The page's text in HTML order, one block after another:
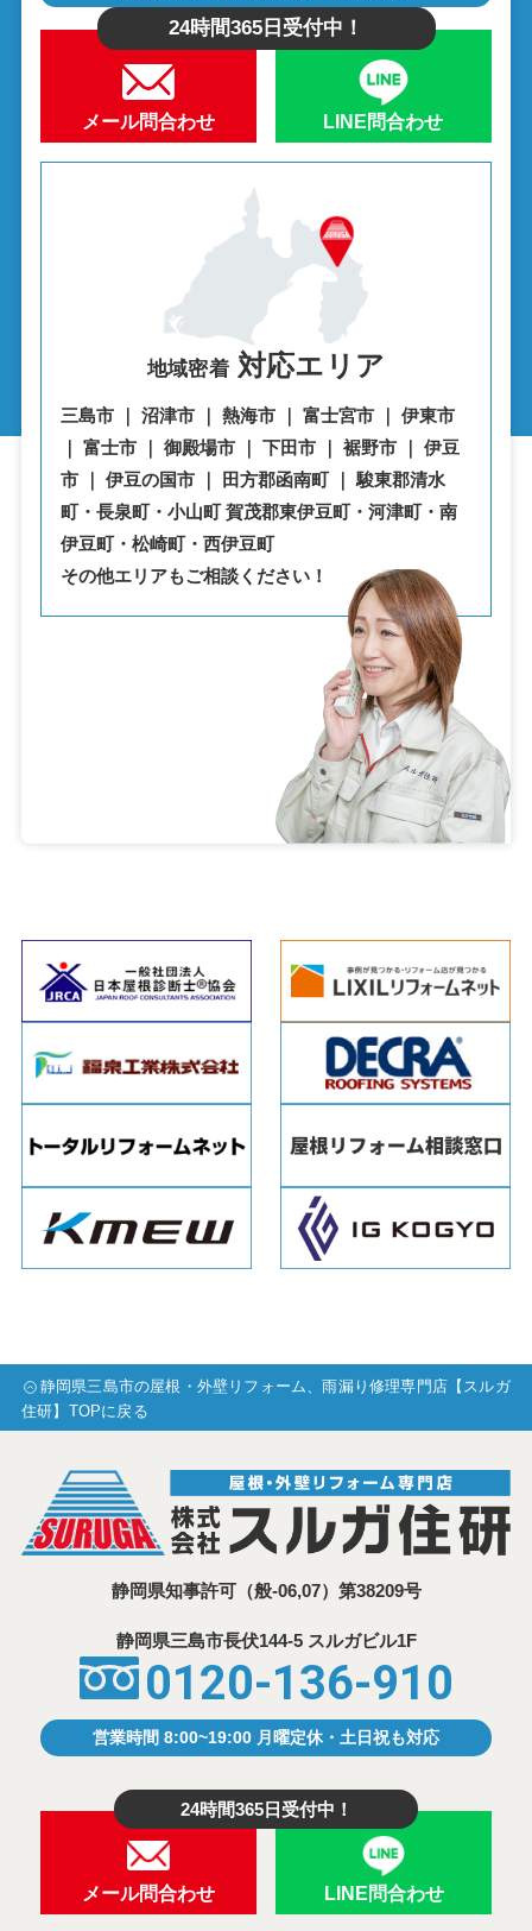
24時間365日受付中！
メール問合わせ LINE問合わせ
地域密着対応エリア
三島市 ｜ 沼津市 ｜ 熱海市 ｜ 富士宮市 ｜ 伊東市
｜ 富士市 ｜ 御殿場市 ｜ 下田市 ｜ 裾野市 ｜ 伊豆
市 ｜ 伊豆の国市 ｜ 田方郡函南町 ｜ 駿東郡清水
町・⾧泉町・小山町 賀茂郡東伊豆町・河津町・南
伊豆町・松崎町・西伊豆町
その他エリアもご相談ください！
静岡県三島市の屋根・外壁リフォーム、雨漏り修理専門店【スルガ
住研】TOPに戻る
静岡県知事許可（般-06,07）第38209号
静岡県三島市⾧伏144-5 スルガビル1F
0120-136-910
営業時間 8:00~19:00 月曜定休・土日祝も対応
24時間365日受付中！
メール問合わせ LINE問合わせ